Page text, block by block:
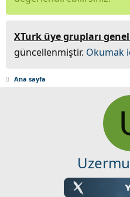
XTurk üye grupları
güncellenmiştir. Okumak
Ana sayfa